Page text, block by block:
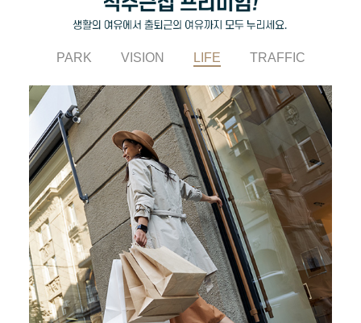
PARK VISION LIFE TRAFFIC